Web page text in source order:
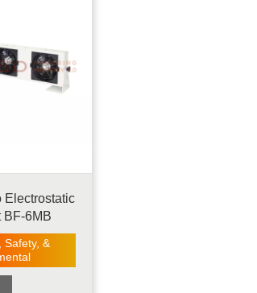
Electrostatic
BF-6MB
Safety, &